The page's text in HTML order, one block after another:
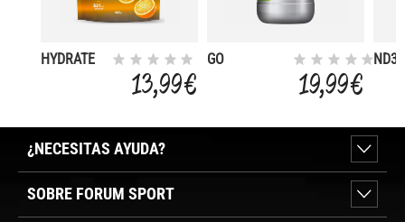
HYDRATE
13,99 €
GO
19,99 €
ND3
¿NECESITAS AYUDA?
SOBRE FORUM SPORT